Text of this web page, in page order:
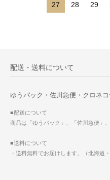
27 28 29
配送・送料について
ゆうパック・佐川急便・クロネ
■配送について
商品は「ゆうパック」、「佐川急便」
■送料について
・送料無料でお届けします。（北海道